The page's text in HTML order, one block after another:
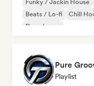
Funky / Jackin House
Beats / Lo-fi
Chill
Deep house
Pure
Playlist